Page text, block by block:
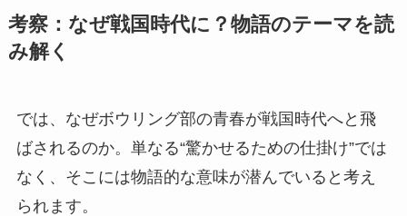
考察：なぜ戦国時代に？物語のテーマを読
み解く
では、なぜボウリング部の青春が戦国時代へと飛
ばされるのか。単なる“驚かせるための仕掛け”では
なく、そこには物語的な意味が潜んでいると考え
られます。